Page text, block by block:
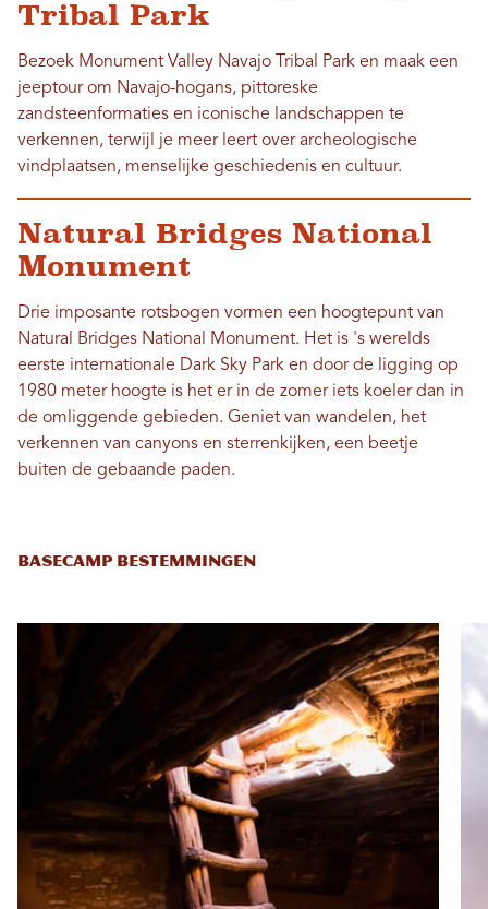
Tribal Park
Bezoek Monument Valley Navajo Tribal Park en maak een
jeeptour om Navajo-hogans, pittoreske
zandsteenformaties en iconische landschappen te
verkennen, terwijl je meer leert over archeologische
vindplaatsen, menselijke geschiedenis en cultuur.
Natural Bridges National
Monument
Drie imposante rotsbogen vormen een hoogtepunt van
Natural Bridges National Monument. Het is 's werelds
eerste internationale Dark Sky Park en door de ligging op
1980 meter hoogte is het er in de zomer iets koeler dan in
de omliggende gebieden. Geniet van wandelen, het
verkennen van canyons en sterrenkijken, een beetje
buiten de gebaande paden.
BASECAMP BESTEMMINGEN